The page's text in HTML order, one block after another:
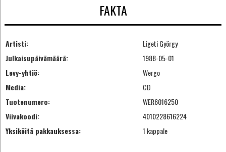
FAKTA
Artisti:
Ligeti György
Julkaisupäivämäärä:
1988-05-01
Levy-yhtiö:
Wergo
Media:
CD
Tuotenumero:
WER6016250
Viivakoodi:
4010228616224
Yksiköitä pakkauksessa:
1 kappale